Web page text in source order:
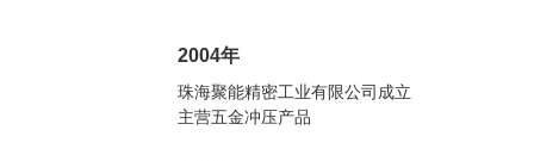
2004年
珠海聚能精密工业有限公司成立
主营五金冲压产品